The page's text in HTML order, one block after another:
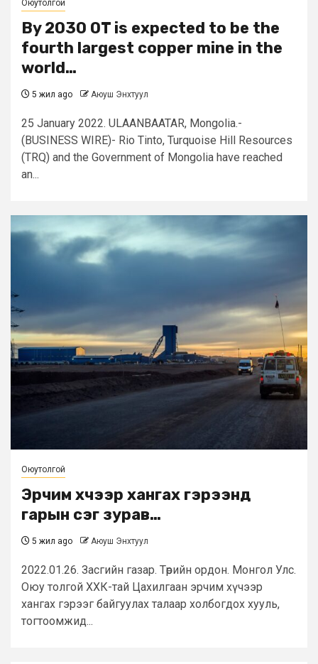
Оюутолгой
By 2030 OT is expected to be the
fourth largest copper mine in the
world…
5 жил ago Аюуш Энхтуул
25 January 2022. ULAANBAATAR, Mongolia.-
(BUSINESS WIRE)- Rio Tinto, Turquoise Hill Resources
(TRQ) and the Government of Mongolia have reached
an...
Оюутолгой
Эрчим хүчээр хангах гэрээнд
гарын үсэг зурав…
5 жил ago Аюуш Энхтуул
2022.01.26. Засгийн газар. Төрийн ордон. Монгол Улс.
Оюу толгой ХХК-тай Цахилгаан эрчим хүчээр
хангах гэрээг байгуулах талаар холбогдох хууль,
тогтоомжид...